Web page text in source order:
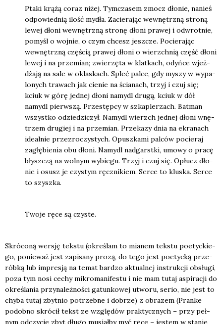
Pta­ki krą­żą coraz niżej. Tym­cza­sem zmocz dło­nie, nanieś
odpo­wied­nią ilość mydła. Zacie­ra­jąc wewnętrz­ną stro­ną
lewej dło­ni wewnętrz­ną stro­nę dło­ni pra­wej i odwrot­nie,
pomyśl o woj­nie, o czym chcesz jesz­cze. Pocie­ra­jąc
wewnętrz­ną czę­ścią pra­wej dło­ni o wierzch­nią część dło­ni
lewej i na prze­mian; zwie­rzę­ta w klat­kach, odyń­ce wjeż­
dża­ją na sale w okla­skach. Spleć pal­ce, gdy myszy w wypa­
lo­nych tra­wach jak cie­nie na ścia­nach, trzyj i czuj się;
kciuk w górę jed­nej dło­ni namydl dru­gą, kciuk w dół
namydl pierw­szą. Prze­stęp­cy w szka­pler­zach. Bat­man
wszyst­ko odzie­dzi­czył. Namydl wierzch jed­nej dło­ni wnę­
trzem dru­giej i na prze­mian. Prze­ka­zy dnia na ekra­nach
ide­al­nie prze­zro­czy­stych. Opusz­ka­mi pal­ców pocie­raj
zagłę­bie­nia obu dło­ni. Namydl nad­garst­ki, umo­wy o pra­cę
błysz­czą na wol­nym wybie­gu. Trzyj i czuj się. Opłucz dło­
nie i osusz je czy­stym ręcz­ni­kiem. Ser­ce to klu­ska. Ser­ce
to szysz­ka.
Two­je ręce są czy­ste.
Skró­co­ną wer­sję tek­stu (okre­ślam to mia­nem tek­stu poetyc­kie­
go, ponie­waż jest zapi­sa­ny pro­zą, do tego jest poetyc­ką prze­
rób­ką lub impre­sją na temat bar­dzo aktu­al­nej instruk­cji obsłu­gi,
poza tym nosi cechy mikro­ma­ni­fe­stu i nie mam tutaj aspi­ra­cji do
okre­śla­nia przy­na­leż­no­ści gatun­ko­wej utwo­ru, serio, nie jest to
chy­ba tutaj zbyt­nio potrzeb­ne i dobrze) z obra­zem (Pran­ke
podob­no skró­cił tekst ze wzglę­dów prak­tycz­nych – przy peł­
nym odczy­cie zbyt dłu­go musiał­by myć ręce – jestem w sta­nie